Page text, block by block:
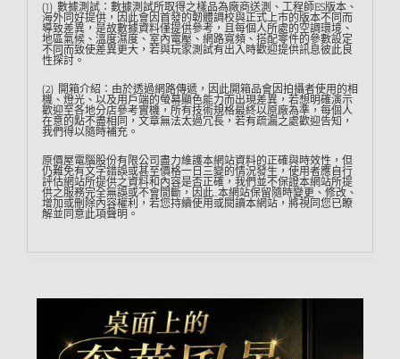
(1) 數據測試：數據測試所取得之樣品為廠商送測、工程師ES版本、
海外同好提供，因此會因首發的韌體調校與正式上市的版本不同而
導致差異，是故數據資料僅提供參考，且每個人所處的空調環境、
地區氣候、溫度濕度、室內電壓、網路寬頻、搭配零件的參數設定
不同而致使差異更大，若與玩家測試有出入時歡迎提供訊息彼此良
性探討。
(2) 開箱介紹：由於透過網路傳遞，因此開箱品會因拍攝者使用的相
機、燈光、以及用戶端的螢幕顯色能力而出現差異，若想明確演示
歡迎至各地分店參考實機，所有技術規格最終以原廠為準，每個人
在意的點不盡相同，文章無法太過冗長，若有疏漏之處歡迎告知，
我們得以隨時補充。
原價屋電腦股份有限公司盡力維護本網站資料的正確與時效性，但
仍難免有文字錯誤或甚至價格一日三變的情況發生，使用者應自行
評估網站所提供之資料和內容是否正確，我們並不保證本網站所提
供之服務完全無誤或不會間斷，因此…本網站保留隨時變更、修改、
增加或刪除內容權利，若您持續使用或閱讀本網站，將視同您已瞭
解並同意此項聲明。